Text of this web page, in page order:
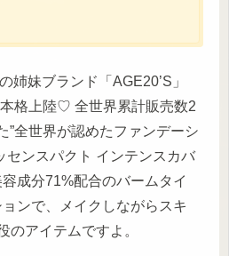
姉妹ブランド「AGE20’S」
格上陸♡ 全世界累計販売数2
”全世界が認めたファンデーシ
センスパクト インテンスカバ
成分71%配合のバームタイ
ンで、メイクしながらスキ
のアイテムですよ。